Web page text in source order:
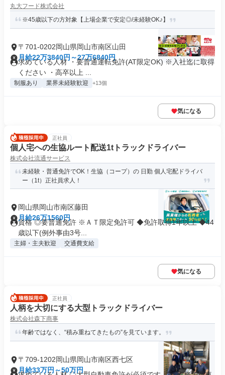
丸大フード株式会社
※45歳以下の方対象【上場企業で安定◎/未経験OK♪】
〒701-0202岡山県岡山市南区山田
月給22万3840円～27万6840円
求めている人材 ・要普通運転免許(AT限定OK) ※入社迄に取得
ください ・高卒以上 ...
制服あり 業界未経験歓迎 +13個
気になる
正社員
個人宅への生協ルート配送1tトラックドライバー
株式会社流通サービス
未経験・普通免許でOK！生協（コープ）の 日勤 個人宅配ドライバ
ー（1t）正社員求人！
岡山県岡山市南区藤田
月給26万1560円
資格 ◎要普通免許 ※ＡＴ限定免許可 ◆免許取得1年以上 ◆44
歳以下(例外事由3号...
主婦・主夫歓迎 交通費支給
気になる
正社員
人柄を大切にする大型トラックドライバー
株式会社森下商事
年齢ではなく、“積み重ねてきたもの”を見ています。
〒709-1202岡山県岡山市南区西七区
月給33万円～50万円